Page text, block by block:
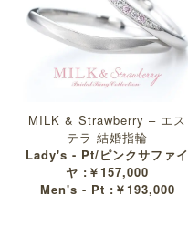
MILK & Strawberry – エス
テラ 結婚指輪
Lady's - Pt/ピンクサファイ
ヤ :￥157,000
Men's - Pt :￥193,000